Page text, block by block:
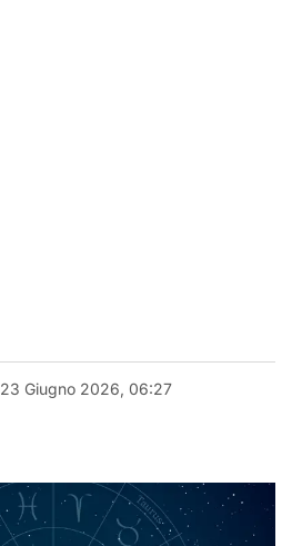
23 Giugno 2026, 06:27